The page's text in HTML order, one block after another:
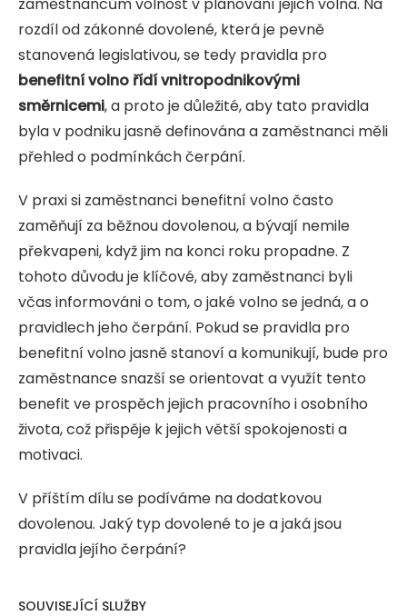
rozdíl od zákonné dovolené, která je pevně
stanovená legislativou, se tedy pravidla pro
benefitní volno řídí vnitropodnikovými
směrnicemi, a proto je důležité, aby tato pravidla
byla v podniku jasně definována a zaměstnanci měli
přehled o podmínkách čerpání.
V praxi si zaměstnanci benefitní volno často
zaměňují za běžnou dovolenou, a bývají nemile
překvapeni, když jim na konci roku propadne. Z
tohoto důvodu je klíčové, aby zaměstnanci byli
včas informováni o tom, o jaké volno se jedná, a o
pravidlech jeho čerpání. Pokud se pravidla pro
benefitní volno jasně stanoví a komunikují, bude pro
zaměstnance snazší se orientovat a využít tento
benefit ve prospěch jejich pracovního i osobního
života, což přispěje k jejich větší spokojenosti a
motivaci.
V příštím dílu se podíváme na dodatkovou
dovolenou. Jaký typ dovolené to je a jaká jsou
pravidla jejího čerpání?
SOUVISEJÍCÍ SLUŽBY